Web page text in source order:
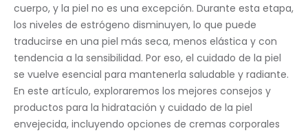
cuerpo, y la piel no es una excepción. Durante esta etapa,
los niveles de estrógeno disminuyen, lo que puede
traducirse en una piel más seca, menos elástica y con
tendencia a la sensibilidad. Por eso, el cuidado de la piel
se vuelve esencial para mantenerla saludable y radiante.
En este artículo, exploraremos los mejores consejos y
productos para la hidratación y cuidado de la piel
envejecida, incluyendo opciones de cremas corporales